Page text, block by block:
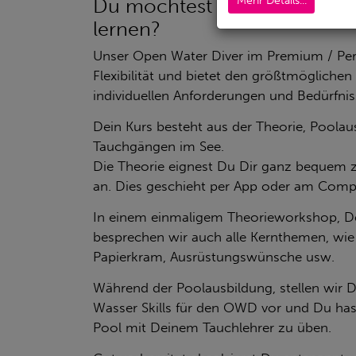
Du möchtest ganz
lernen?
Unser Open Water Diver im Premium /
Flexibilität und bietet den größtmöglichen
individuellen Anforderungen und
Dein Kurs besteht aus der Theorie,
Tauchgängen im See.
Die Theorie eignest Du Dir ganz bequem
an. Dies geschieht per App oder am
In einem einmaligem Theorieworkshop,
besprechen wir auch alle Kernthemen, wie
Papierkram, Ausrüstungswünsche usw.
Während der Poolausbildung, stellen wir
Wasser Skills für den OWD vor und Du
Pool mit Deinem Tauchlehrer zu üben.